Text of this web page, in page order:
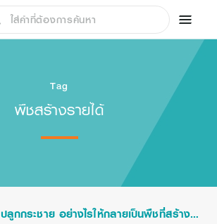
Tag
พืชสร้างรายได้
ปลูกกระชาย อย่างไรให้กลายเป็นพืชที่สร้าง